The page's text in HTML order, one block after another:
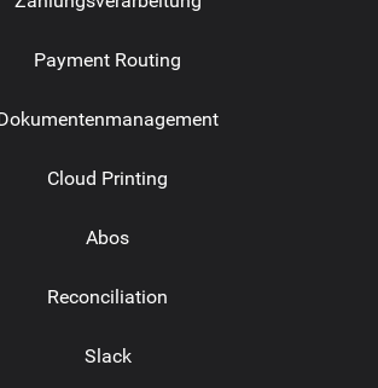
Payment Routing
Cloud Printing
Abos
Reconciliation
Slack